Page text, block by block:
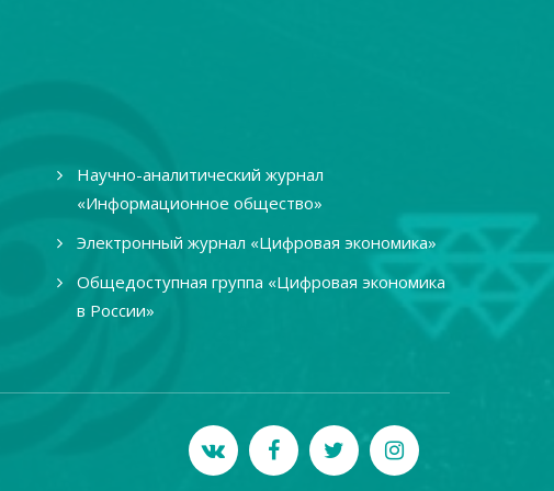
Научно-аналитический журнал
«Информационное общество»
Электронный журнал «Цифровая экономика»
Общедоступная группа «Цифровая экономика
в России»